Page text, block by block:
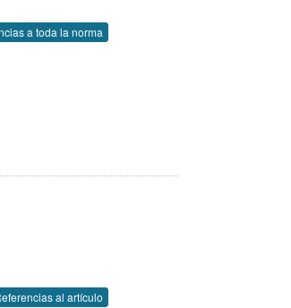
a toda la norma
al artículo